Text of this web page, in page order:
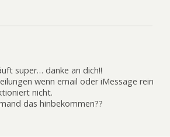
super… danke an dich!!
wenn email oder iMessage rein
nicht.
das hinbekommen??